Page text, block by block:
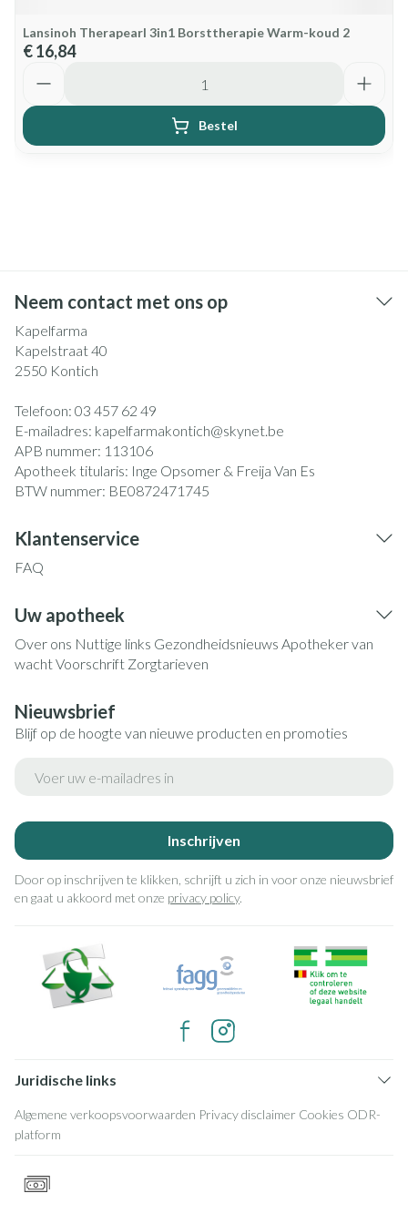
Lansinoh Therapearl 3in1 Borsttherapie Warm-koud 2
€ 16,84
Bestel
Neem contact met ons op
Kapelfarma
Kapelstraat 40
2550 Kontich
Telefoon: 03 457 62 49
E-mailadres: kapelfarmakontich@skynet.be
APB nummer: 113106
Apotheek titularis: Inge Opsomer & Freija Van Es
BTW nummer: BE0872471745
Klantenservice
FAQ
Uw apotheek
Over ons Nuttige links Gezondheidsnieuws Apotheker van
wachtVoorschrift Zorgtarieven
Nieuwsbrief
Blijf op de hoogte van nieuwe producten en promoties
Inschrijven
Door op inschrijven te klikken, schrijft u zich in voor onze nieuwsbrief
en gaat u akkoord met onze privacy policy.
Juridische links
Algemene verkoopsvoorwaarden Privacy disclaimer Cookies ODR-
platform